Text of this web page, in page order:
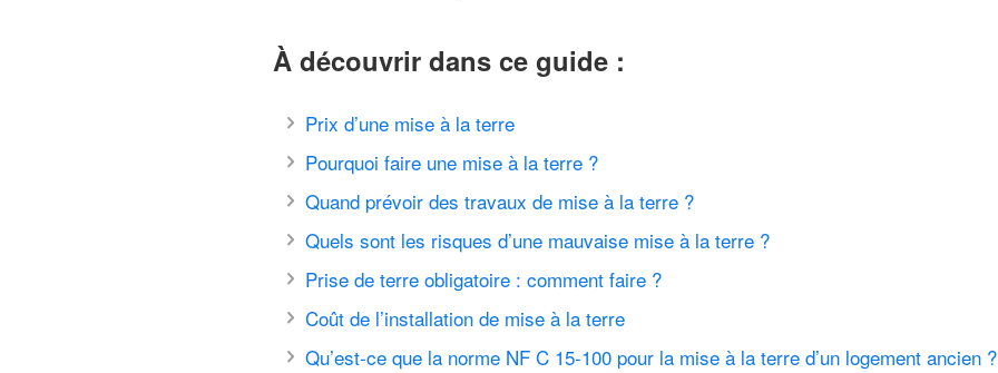
À découvrir dans ce guide :
Prix d’une mise à la terre
Pourquoi faire une mise à la terre ?
Quand prévoir des travaux de mise à la terre ?
Quels sont les risques d’une mauvaise mise à la terre ?
Prise de terre obligatoire : comment faire ?
Coût de l’installation de mise à la terre
Qu’est-ce que la norme NF C 15-100 pour la mise à la terre d’un logement ancien ?